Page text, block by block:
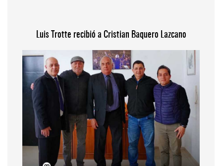
Luis Trotte recibió a Cristian Baquero Lazcano